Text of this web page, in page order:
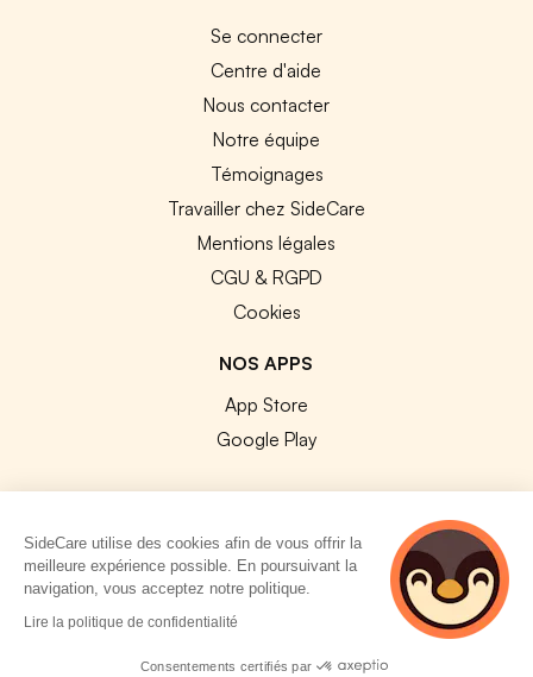
Se connecter
Centre d'aide
Nous contacter
Notre équipe
Témoignages
Travailler chez SideCare
Mentions légales
CGU & RGPD
Cookies
NOS APPS
App Store
Google Play
© 2026 SideCare. Tous droits réservés.
SideCare utilise des cookies afin de vous offrir la
meilleure expérience possible. En poursuivant la
navigation, vous acceptez notre politique.
Lire la politique de confidentialité
Consentements certifiés par
4 personnes
consultent
actuellement cette